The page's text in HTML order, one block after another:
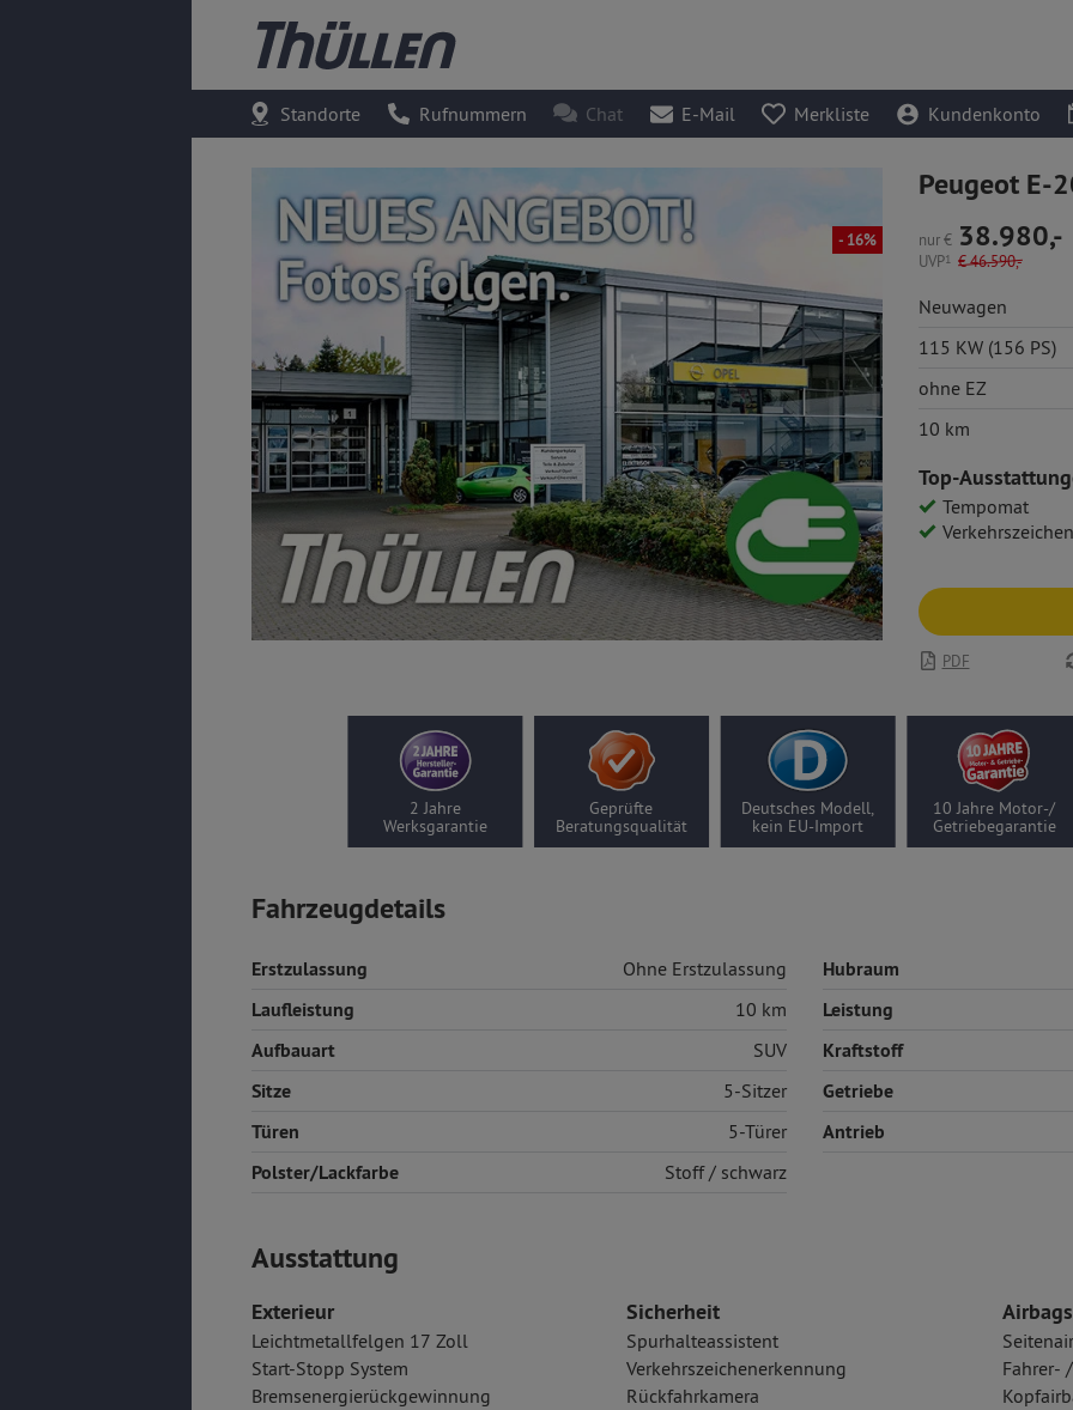
Standorte Rufnummern Chat E-Mail Merkliste Kundenkonto
- 16%
Peugeot E-
nur € 38.980,-
UVP1 €46.590,-
Neuwagen
115 KW (156 PS)
ohne EZ
10 km
Top-
Tempomat
PDF
2 Jahre
Werksgarantie
Geprüfte
Beratungsqualität
Deutsches Modell,
kein EU-Import
10 Jahre Motor-/
Getriebegarantie
Fahrzeugdetails
Erstzulassung Ohne Erstzulassung
Laufleistung 10 km
Aufbauart SUV
Sitze 5-Sitzer
Türen 5-Türer
Polster/Lackfarbe Stoff/ schwarz
Hubraum
Leistung
Kraftstoff
Getriebe
Antrieb
Ausstattung
Exterieur
Leichtmetallfelgen 17 Zoll
Start-Stopp System
Bremsenergierückgewinnung
Sicherheit
Spurhalteassistent
Verkehrszeichenerkennung
Rückfahrkamera
Airbags
Fahrer-